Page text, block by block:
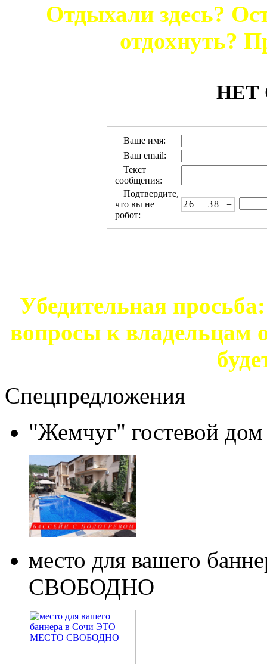
Отдыхали здесь?
отдохнуть?
НЕТ
Ваше имя:
Ваш email:
Текст
сообщения:
Подтвердите,
что вы не
робот:
26 +38 =
Убедительная
вопросы к владельцам
Спецпредложения
"Жемчуг" гостевой
место для вашего
СВОБОДНО